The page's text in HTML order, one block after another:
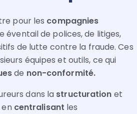
pour les compagnies
éventail de polices, de litiges,
de lutte contre la fraude. Ces
équipes et outils, ce qui
de non-conformité.
dans la structuration et
centralisant les